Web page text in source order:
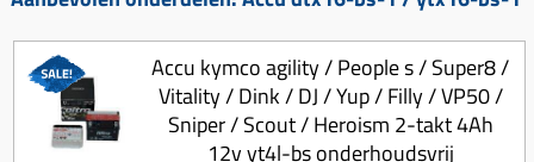
Variateur (delen)
Variokit
Voor tandwielen
Zuigers
Standaard
Kickstart (delen)Accu kymco agility / People s / Super8 /
Vitality / Dink / DJ / Yup / Filly / VP50 /
Sniper / Scout / Heroism 2-takt 4Ah
12v yt4l-bs onderhoudsvrij